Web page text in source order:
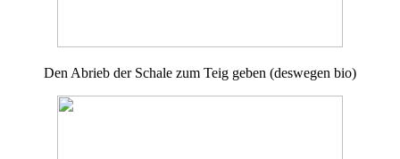
Den Abrieb der Schale zum Teig geben (deswegen bio)